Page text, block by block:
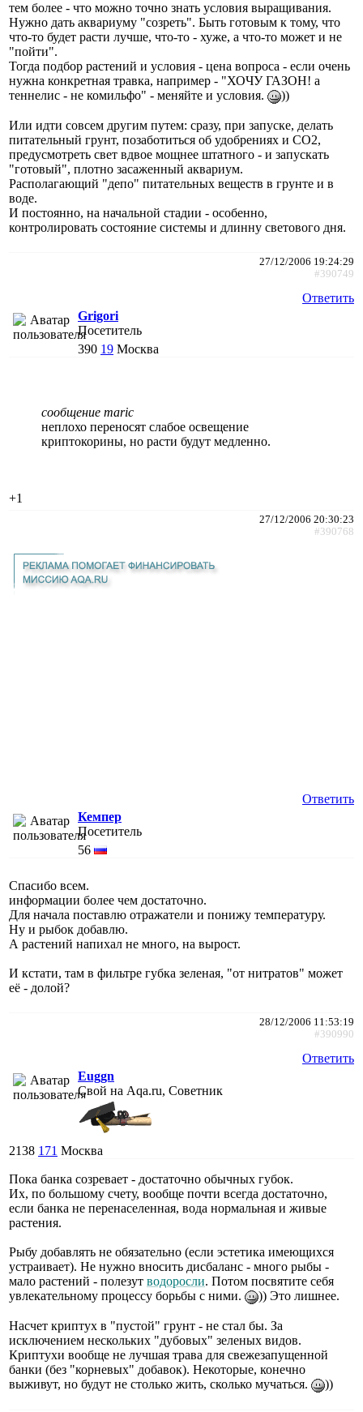
тем более - что можно точно знать условия выращивания.
Нужно дать аквариуму "созреть". Быть готовым к тому, что
что-то будет расти лучше, что-то - хуже, а что-то может и не
"пойти".
Тогда подбор растений и условия - цена вопроса - если очень
нужна конкретная травка, например - "ХОЧУ ГАЗОН! а
теннелис - не комильфо" - меняйте и условия.
))
Или идти совсем другим путем: сразу, при запуске, делать
питательный грунт, позаботиться об удобрениях и СО2,
предусмотреть свет вдвое мощнее штатного - и запускать
"готовый", плотно засаженный аквариум.
Располагающий "депо" питательных веществ в грунте и в
воде.
И постоянно, на начальной стадии - особенно,
контролировать состояние системы и длинну светового дня.
27/12/2006 19:24:29
#390749
Ответить
Grigori
Посетитель
390 19 Москва
сообщение maric
неплохо переносят слабое освещение
криптокорины, но расти будут медленно.
+1
27/12/2006 20:30:23
#390768
Ответить
Кемпер
Посетитель
56
Спасибо всем.
информации более чем достаточно.
Для начала поставлю отражатели и понижу температуру.
Ну и рыбок добавлю.
А растений напихал не много, на вырост.
И кстати, там в фильтре губка зеленая, "от нитратов" может
её - долой?
28/12/2006 11:53:19
#390990
Ответить
Euggn
Свой на Aqa.ru, Советник
2138 171 Москва
Пока банка созревает - достаточно обычных губок.
Их, по большому счету, вообще почти всегда достаточно,
если банка не перенаселенная, вода нормальная и живые
растения.
Рыбу добавлять не обязательно (если эстетика имеющихся
устраивает). Не нужно вносить дисбаланс - много рыбы -
мало растений - полезут водоросли. Потом посвятите себя
увлекательному процессу борьбы с ними.
)) Это лишнее.
Насчет криптух в "пустой" грунт - не стал бы. За
исключением нескольких "дубовых" зеленых видов.
Криптухи вообще не лучшая трава для свежезапущенной
банки (без "корневых" добавок). Некоторые, конечно
выживут, но будут не столько жить, сколько мучаться.
))